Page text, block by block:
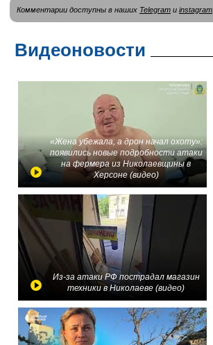
Комментарии доступны в наших Telegram и instagram
Видеоновости
«Жена убежала, а дрон начал охоту»:
появились новые подробности атаки
на фермера из Николаевщины в
Херсоне (видео)
Из-за атаки РФ пострадал магазин
техники в Николаеве (видео)